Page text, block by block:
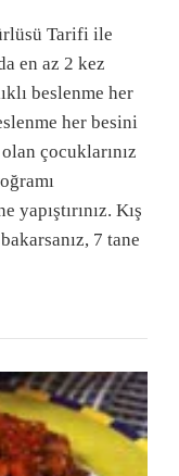
Tarifi ile
en az 2 kez
beslenme her
her besini
çocuklarınız
yapıştırınız. Kış
7 tane